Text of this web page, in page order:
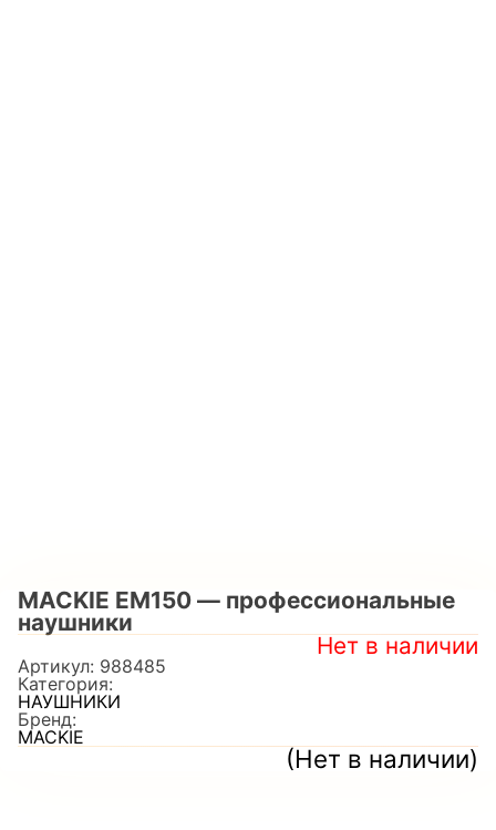
MACKIE EM150 — профессиональные
наушники
(Нет в наличии)
Нет в наличии
Артикул: 988485
Категория:
НАУШНИКИ
Бренд:
MACKIE